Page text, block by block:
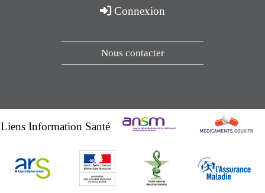
Connexion
Nous contacter
Liens Information Santé